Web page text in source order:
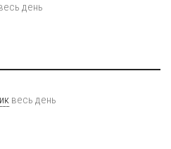
день
весь день